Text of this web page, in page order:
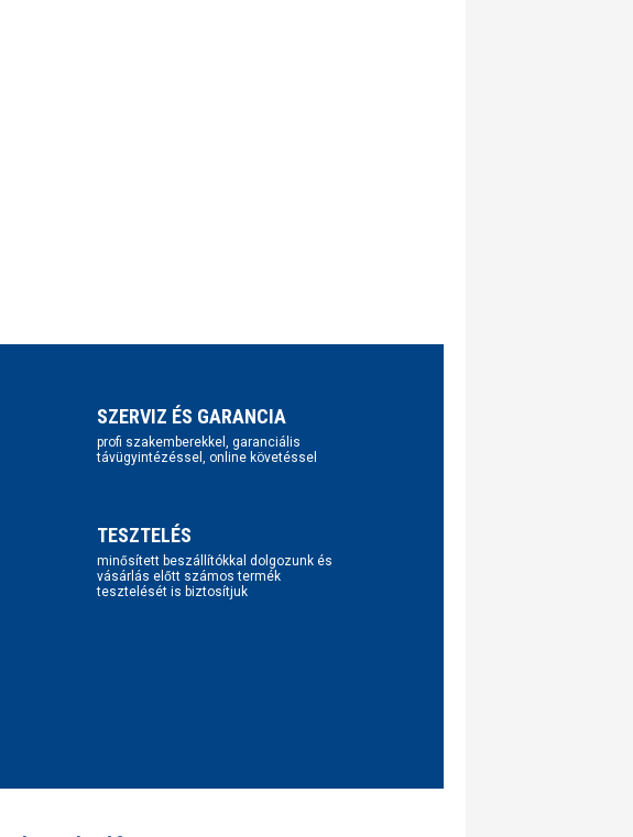
SZERVIZ ÉS GARANCIA
profi szakemberekkel, garanciális
távügyintézéssel, online követéssel
TESZTELÉS
minősített beszállítókkal dolgozunk és
vásárlás előtt számos termék
tesztelését is biztosítjuk